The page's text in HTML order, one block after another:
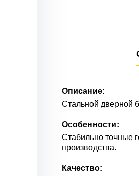
Описание:
Стальной дверной
Особенности:
Стабильно точные
производства.
Качество: